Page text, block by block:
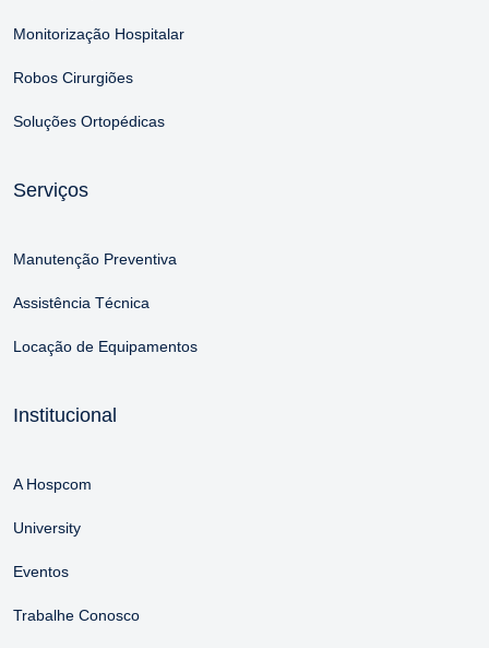
Monitorização Hospitalar
Robos Cirurgiões
Soluções Ortopédicas
Serviços
Manutenção Preventiva
Assistência Técnica
Locação de Equipamentos
Institucional
A Hospcom
University
Eventos
Trabalhe Conosco